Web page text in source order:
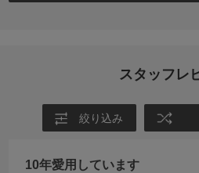
スタッフレ
絞り込み
10年愛用しています